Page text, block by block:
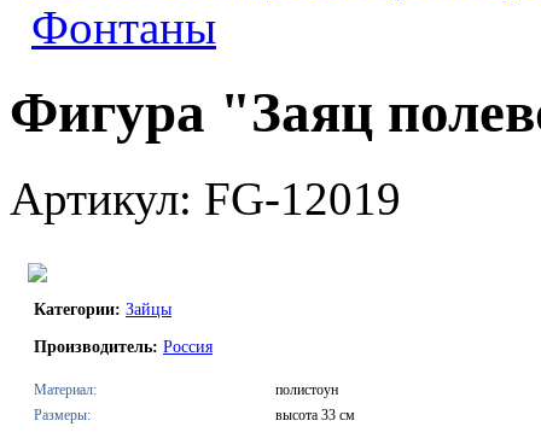
Фонтаны
Фигура "Заяц
Артикул: FG-12019
Категории: Зайцы
Производитель: Россия
Материал:
полистоун
Размеры:
высота 33 см